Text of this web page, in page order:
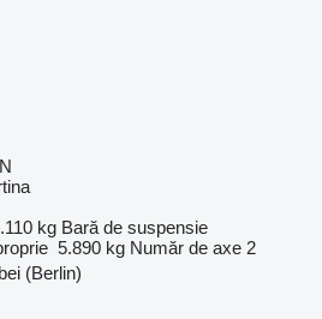
kg Bară de suspensie
5.890 kg Număr de axe 2
(Berlin)